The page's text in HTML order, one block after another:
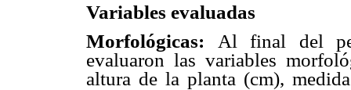
Variables evaluadas
Morfológicas: Al final del
evaluaron las variables
altura de la planta (cm),